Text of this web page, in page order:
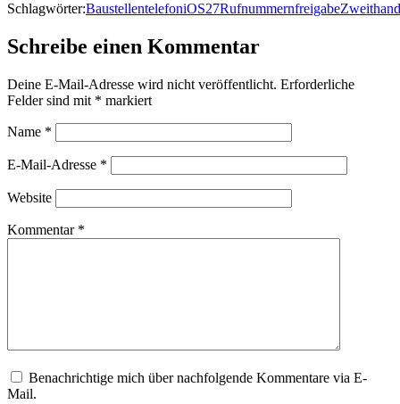
Schlagwörter:BaustellentelefoniOS27Rufnummernfreigabe
Schreibe einen Kommentar
Deine E-Mail-Adresse wird nicht veröffentlicht. Erforderliche
Felder sind mit * markiert
Name *
E-Mail-Adresse *
Website
Kommentar *
Benachrichtige mich über nachfolgende Kommentare via E-
Mail.